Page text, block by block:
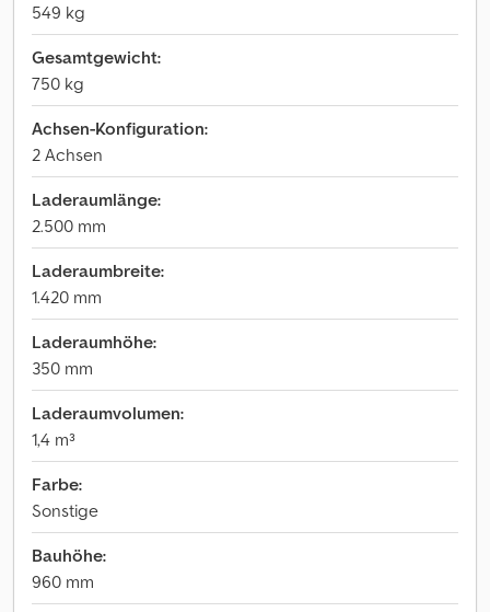
549 kg
Gesamtgewicht:
750 kg
Achsen-Konfiguration:
2 Achsen
Laderaumlänge:
2.500 mm
Laderaumbreite:
1.420 mm
Laderaumhöhe:
350 mm
Laderaumvolumen:
1,4 m³
Farbe:
Sonstige
Bauhöhe:
960 mm